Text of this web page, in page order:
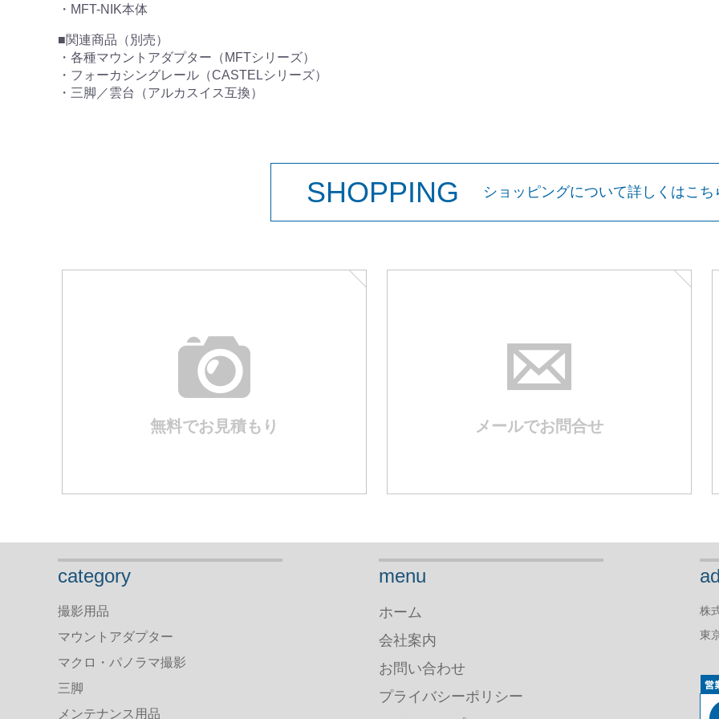
・MFT-NIK本体
■関連商品（別売）
・各種マウントアダプター（MFTシリーズ）
・フォーカシングレール（CASTELシリーズ）
・三脚／雲台（アルカスイス互換）
SHOPPING ショッピングについて詳しくはこ
無料でお見積もり メールでお問合せ
category
撮影用品
マウントアダプター
マクロ・パノラマ撮影
三脚
メンテナンス用品
menu
ホーム
会社案内
お問い合わせ
プライバシーポリシー
株
東